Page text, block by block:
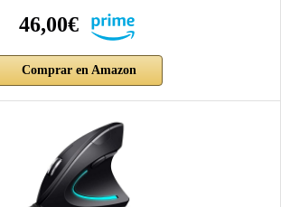
46,00€
Comprar en Amazon